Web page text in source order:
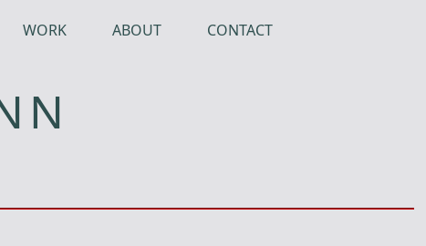
CONTACT
ABOUT
WORK